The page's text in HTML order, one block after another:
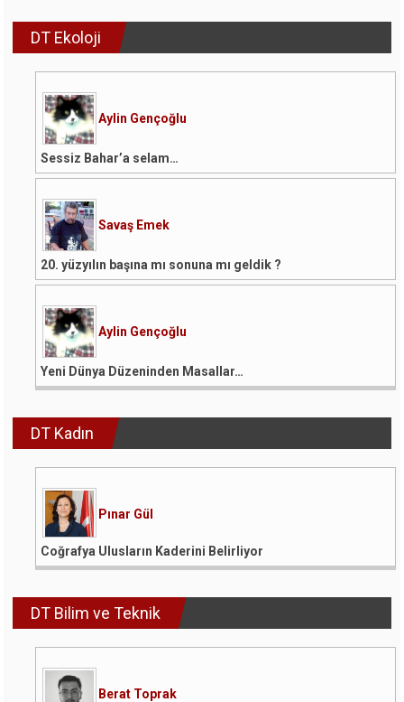
DT Ekoloji
Aylin Gençoğlu
Sessiz Bahar’a selam…
Savaş Emek
20. yüzyılın başına mı sonuna mı geldik ?
Aylin Gençoğlu
Yeni Dünya Düzeninden Masallar…
DT Kadın
Pınar Gül
Coğrafya Ulusların Kaderini Belirliyor
DT Bilim ve Teknik
Berat Toprak